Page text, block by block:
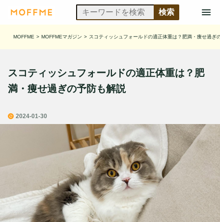
MOFFME > MOFFMEマガジン > スコティッシュフォールドの適正体重は？肥満・痩せ過ぎ
スコティッシュフォールドの適正体重は？肥
満・痩せ過ぎの予防も解説
2024-01-30